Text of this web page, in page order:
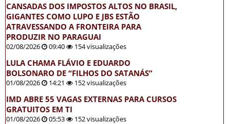
CANSADAS DOS IMPOSTOS ALTOS NO BRASIL,
GIGANTES COMO LUPO E JBS ESTÃO
ATRAVESSANDO A FRONTEIRA PARA
PRODUZIR NO PARAGUAI
02/08/2026 09:40 154 visualizações
LULA CHAMA FLÁVIO E EDUARDO
BOLSONARO DE “FILHOS DO SATANÁS”
01/08/2026 14:21 152 visualizações
IMD ABRE 55 VAGAS EXTERNAS PARA CURSOS
GRATUITOS EM TI
01/08/2026 05:53 152 visualizações